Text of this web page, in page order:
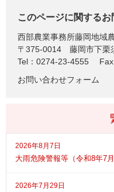
このページに関する
西部農業事務所藤岡地域
〒375-0014
藤岡市下栗
Tel：0274-23-4555
お問い合わせフォーム
2026年8月7日
大雨危険警報等（令和8年7
2026年7月29日